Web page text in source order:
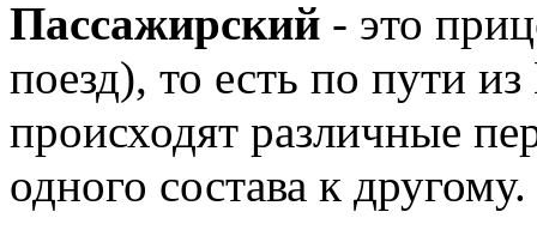
Пассажирский - это
поезд), то есть по пути
происходят различные
одного состава к другому.